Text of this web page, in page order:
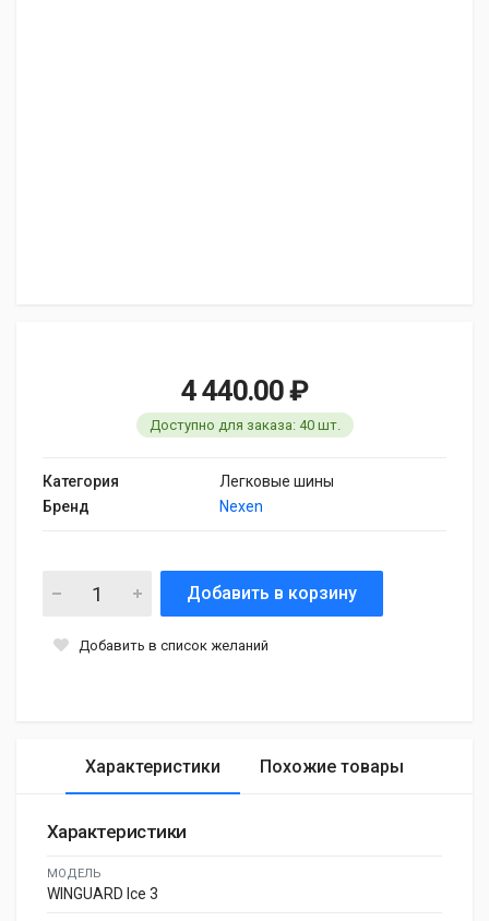
4 440.00 ₽
Доступно для заказа: 40 шт.
Категория
Легковые шины
Бренд
Nexen
Добавить в корзину
Добавить в список желаний
Характеристики Похожие товары
Характеристики
МОДЕЛЬ
WINGUARD Ice 3